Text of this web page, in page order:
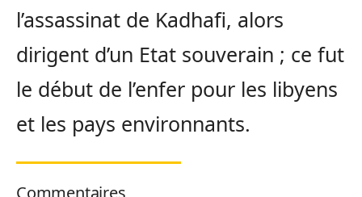
l’assassinat de Kadhafi, alors
dirigent d’un Etat souverain ; ce fut
le début de l’enfer pour les libyens
et les pays environnants.